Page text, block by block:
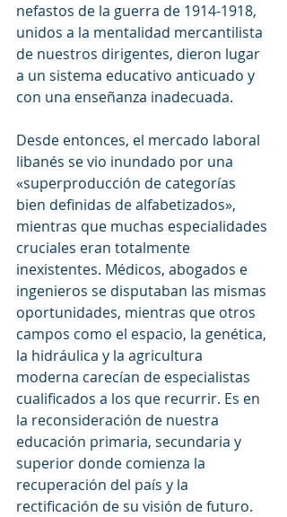
nefastos de la guerra de 1914-1918,
unidos a la mentalidad mercantilista
de nuestros dirigentes, dieron lugar
a un sistema educativo anticuado y
con una enseñanza inadecuada.
Desde entonces, el mercado laboral
libanés se vio inundado por una
«superproducción de categorías
bien definidas de alfabetizados»,
mientras que muchas especialidades
cruciales eran totalmente
inexistentes. Médicos, abogados e
ingenieros se disputaban las mismas
oportunidades, mientras que otros
campos como el espacio, la genética,
la hidráulica y la agricultura
moderna carecían de especialistas
cualificados a los que recurrir. Es en
la reconsideración de nuestra
educación primaria, secundaria y
superior donde comienza la
recuperación del país y la
rectificación de su visión de futuro.